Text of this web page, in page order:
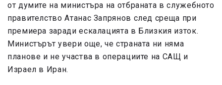
от думите на министъра на отбраната в служебното
правителство Атанас Запрянов след среща при
премиера заради ескалацията в Близкия изток.
Министърът увери още, че страната ни няма
планове и не участва в операциите на САЩ и
Израел в Иран.